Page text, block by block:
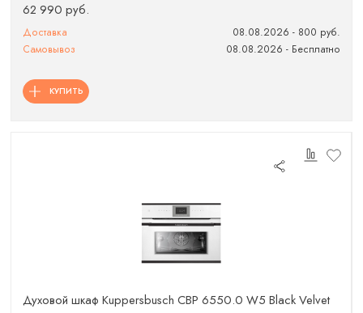
62 990 руб.
Доставка
08.08.2026 - 800 руб.
Самовывоз
08.08.2026 - Бесплатно
КУПИТЬ
Духовой шкаф Kuppersbusch CBP 6550.0 W5 Black Velvet